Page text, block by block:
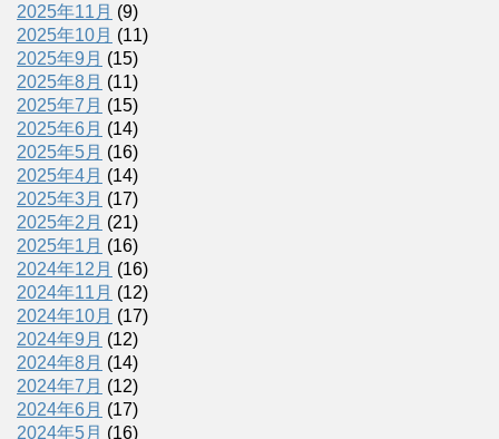
2025年11月 (9)
2025年10月 (11)
2025年9月 (15)
2025年8月 (11)
2025年7月 (15)
2025年6月 (14)
2025年5月 (16)
2025年4月 (14)
2025年3月 (17)
2025年2月 (21)
2025年1月 (16)
2024年12月 (16)
2024年11月 (12)
2024年10月 (17)
2024年9月 (12)
2024年8月 (14)
2024年7月 (12)
2024年6月 (17)
2024年5月 (16)